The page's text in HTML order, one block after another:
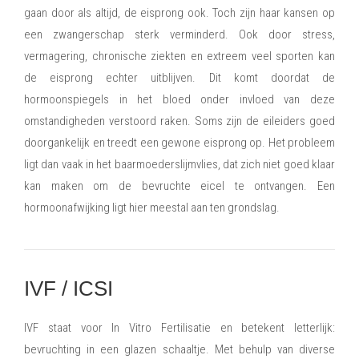
gaan door als altijd, de eisprong ook. Toch zijn haar kansen op
een zwangerschap sterk verminderd. Ook door stress,
vermagering, chronische ziekten en extreem veel sporten kan
de eisprong echter uitblijven. Dit komt doordat de
hormoonspiegels in het bloed onder invloed van deze
omstandigheden verstoord raken. Soms zijn de eileiders goed
doorgankelijk en treedt een gewone eisprong op. Het probleem
ligt dan vaak in het baarmoederslijmvlies, dat zich niet goed klaar
kan maken om de bevruchte eicel te ontvangen. Een
hormoonafwijking ligt hier meestal aan ten grondslag.
IVF / ICSI
IVF staat voor In Vitro Fertilisatie en betekent letterlijk:
bevruchting in een glazen schaaltje. Met behulp van diverse